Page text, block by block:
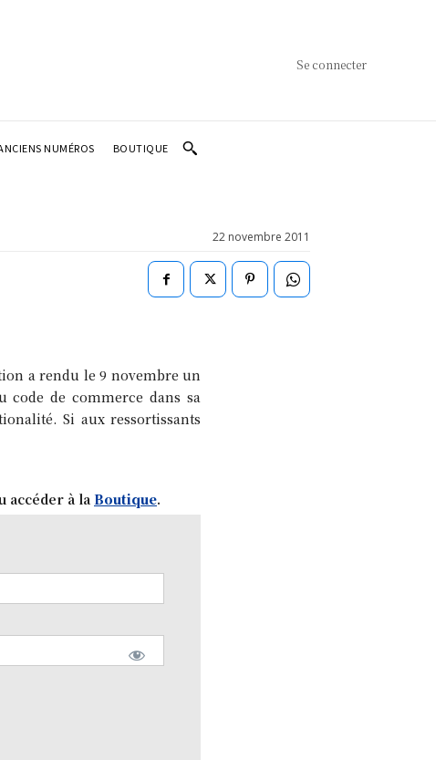
Se connecter
NUMÉROS BOUTIQUE
22 novembre 2011
a rendu le 9 novembre un
de commerce dans sa
Si aux ressortissants
accéder à la Boutique.